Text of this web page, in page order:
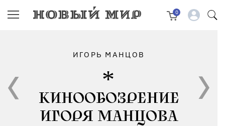
0
ИГОРЬ МАНЦОВ
КИНООБОЗРЕНИЕ
ИГОРЯ МАНЦОВА